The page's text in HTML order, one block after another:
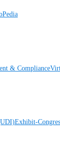
& Compliance
Exhibit-